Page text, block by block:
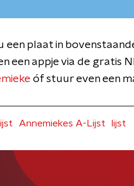
een plaat in
een appje via de gratis
óf stuur even een
Annemiekes A-Lijst lijst